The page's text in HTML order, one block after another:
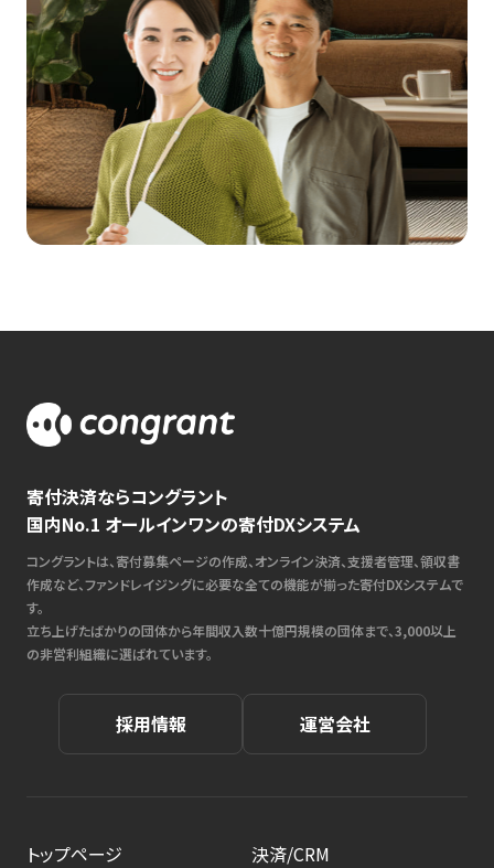
寄付決済ならコングラント
国内No.1 オールインワンの寄付DXシステム
コングラントは、寄付募集ページの作成、オンライン決済、支援者管理、領収書
作成など、ファンドレイジングに必要な全ての機能が揃った寄付DXシステムで
す。
立ち上げたばかりの団体から年間収入数十億円規模の団体まで、3,000以上
の非営利組織に選ばれています。
採用情報 運営会社
トップページ
決済/CRM